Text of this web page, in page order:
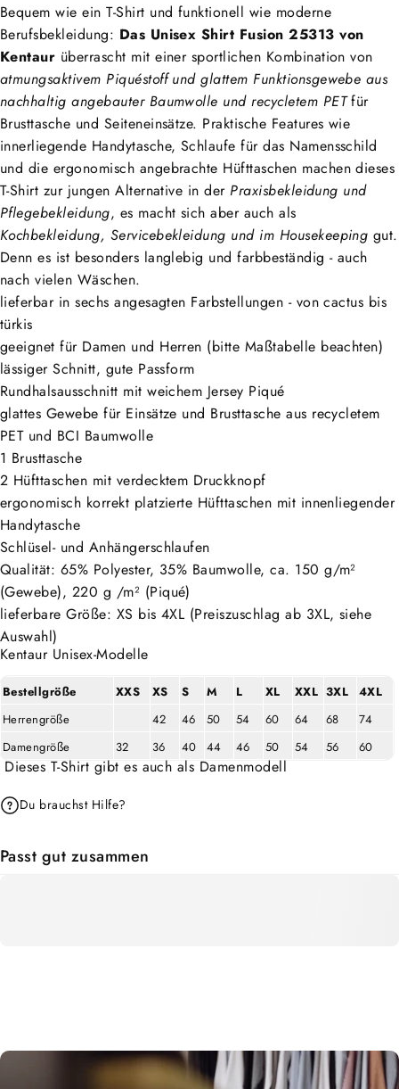
Bequem wie ein T-Shirt und funktionell wie moderne
Berufsbekleidung: Das Unisex Shirt Fusion 25313 von
Kentaur überrascht mit einer sportlichen Kombination von
atmungsaktivem Piquéstoff und glattem Funktionsgewebe aus
nachhaltig angebauter Baumwolle undrecycletem PETfür
Brusttasche und Seiteneinsätze. Praktische Features wie
innerliegende Handytasche, Schlaufe für das Namensschild
und die ergonomisch angebrachte Hüfttaschen machen dieses
T-Shirt zur jungen Alternative in derPraxisbekleidung und
Pflegebekleidung, es macht sich aber auch als
Kochbekleidung, Servicebekleidung und im Housekeeping gut.
Denn es ist besonders langlebig und farbbeständig - auch
nach vielen Wäschen.
lieferbar in sechs angesagten Farbstellungen - von cactus bis
türkis
geeignet für Damen und Herren (bitte Maßtabelle beachten)
lässiger Schnitt, gute Passform
Rundhalsausschnitt mit weichem Jersey Piqué
glattes Gewebe für Einsätze und Brusttasche aus recycletem
PET und BCI Baumwolle
1 Brusttasche
2 Hüfttaschen mit verdecktem Druckknopf
ergonomisch korrekt platzierte Hüfttaschen mit innenliegender
Handytasche
Schlüsel- und Anhängerschlaufen
Qualität: 65% Polyester, 35% Baumwolle, ca. 150 g/m²
(Gewebe), 220 g /m² (Piqué)
lieferbare Größe: XS bis 4XL (Preiszuschlag ab 3XL, siehe
Auswahl)
Kentaur Unisex-Modelle
Bestellgröße XXS XS S M L XL XXL 3XL
4XL
Herrengröße
42 46 50 54 60 64 68
74
Damengröße
32 36 40 44 46 50 54 56 60
Dieses T-Shirt gibt es auch als Damenmodell
Du brauchst Hilfe?
Passt gut zusammen